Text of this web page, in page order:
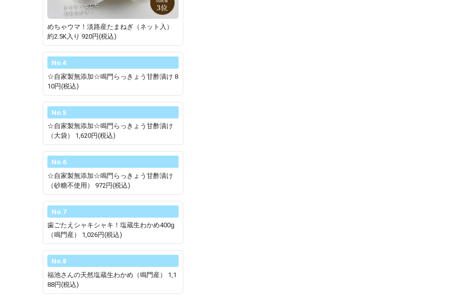
めちゃウマ！淡路産たまねぎ（ネット入）
約2.5K入り 920円(税込)
No.4
☆自家製無添加☆鳴門らっきょう甘酢漬け 8
10円(税込)
No.5
☆自家製無添加☆鳴門らっきょう甘酢漬け
（大袋） 1,620円(税込)
No.6
☆自家製無添加☆鳴門らっきょう甘酢漬け
（砂糖不使用） 972円(税込)
No.7
歯ごたえシャキシャキ！塩蔵生わかめ400g
（鳴門産） 1,026円(税込)
No.8
福池さんの天然塩蔵生わかめ（鳴門産） 1,1
88円(税込)